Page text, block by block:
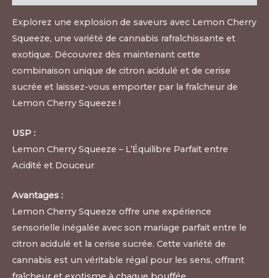
Explorez une explosion de saveurs avec Lemon Cherry
Squeeze, une variété de cannabis rafraîchissante et
exotique. Découvrez dès maintenant cette
combinaison unique de citron acidulé et de cerise
sucrée et laissez-vous emporter par la fraîcheur de
Lemon Cherry Squeeze !
USP :
Lemon Cherry Squeeze – L’Équilibre Parfait entre
Acidité et Douceur
Avantages :
Lemon Cherry Squeeze offre une expérience
sensorielle inégalée avec son mariage parfait entre le
citron acidulé et la cerise sucrée. Cette variété de
cannabis est un véritable régal pour les sens, offrant